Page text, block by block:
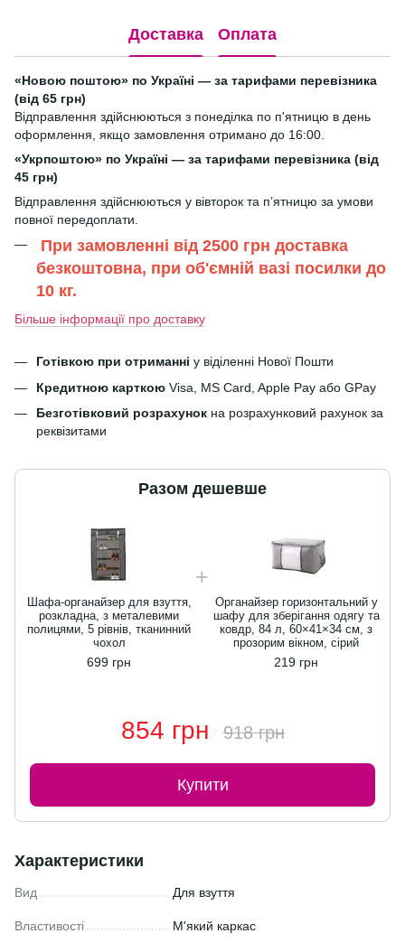
Доставка Оплата
«Новою поштою» по Україні — за тарифами перевізника
(від 65 грн)
Відправлення здійснюються з понеділка по п'ятницю в день
оформлення, якщо замовлення отримано до 16:00.
«Укрпоштою» по Україні — за тарифами перевізника (від
45 грн)
Відправлення здійснюються у вівторок та п’ятницю за умови
повної передоплати.
При замовленні від 2500 грн доставка
безкоштовна, при об'ємній вазі посилки до
10 кг.
Більше інформації про доставку
Готівкою при отриманні у віділенні Нової Пошти
Кредитною карткою Visa, MS Card, Apple Pay або GPay
Безготівковий розрахунок на розрахунковий рахунок за
реквізитами
Разом дешевше
Шафа-органайзер для взуття,
розкладна, з металевими
полицями, 5 рівнів, тканинний
чохол
699 грн
Органайзер горизонтальний у
шафу для зберігання одягу та
ковдр, 84 л, 60×41×34 см, з
прозорим вікном, сірий
219 грн
854 грн 918 грн
Купити
Характеристики
Вид Для взуття
Властивості М'який каркас